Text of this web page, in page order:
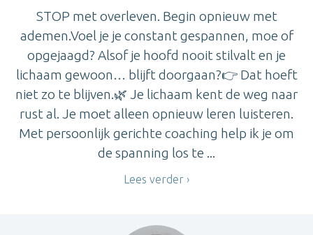
STOP met overleven. Begin opnieuw met
ademen.Voel je je constant gespannen, moe of
opgejaagd? Alsof je hoofd nooit stilvalt en je
lichaam gewoon… blijft doorgaan?👉 Dat hoeft
niet zo te blijven.🌿 Je lichaam kent de weg naar
rust al. Je moet alleen opnieuw leren luisteren.
Met persoonlijk gerichte coaching help ik je om
de spanning los te ...
Lees verder